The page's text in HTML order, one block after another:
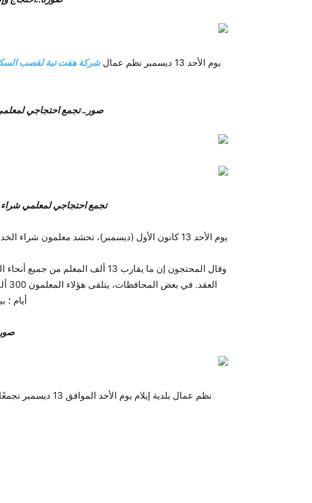
يوم الأحد 13 ديسمبر نظم عمال شركة هفت تبة لقصب
صور.. تجمع احتجاجي
تجمع احتجاجي لمعلمي
وقال المحتجون إن ما يقارب 13 ألف
أيام ؛
نظم عمال بلدية